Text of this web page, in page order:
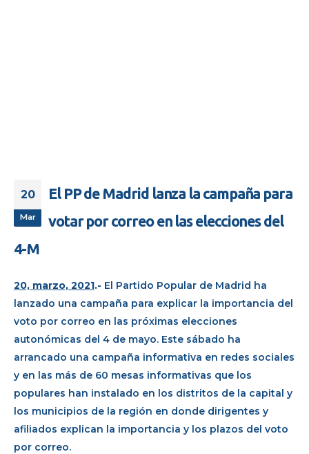
20
Mar
El PP de Madrid lanza la campaña para
votar por correo en las elecciones del
4-M
20, marzo, 2021.- El Partido Popular de Madrid ha
lanzado una campaña para explicar la importancia del
voto por correo en las próximas elecciones
autonómicas del 4 de mayo. Este sábado ha
arrancado una campaña informativa en redes sociales
y en las más de 60 mesas informativas que los
populares han instalado en los distritos de la capital y
los municipios de la región en donde dirigentes y
afiliados explican la importancia y los plazos del voto
por correo.